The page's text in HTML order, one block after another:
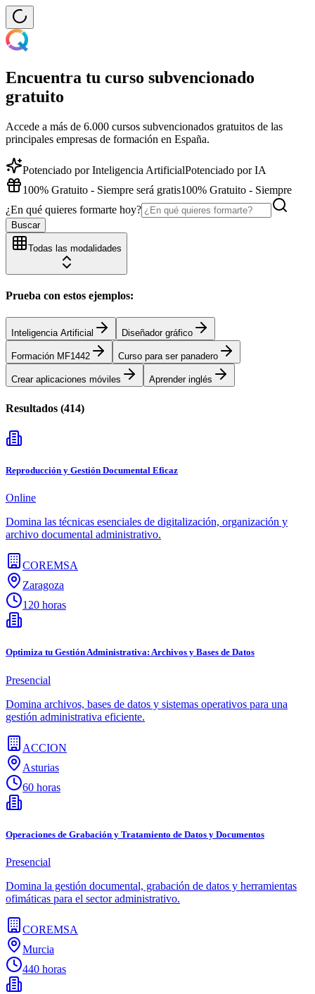
Encuentra tu curso subvencionado
gratuito
Accede a más de 6.000 cursos subvencionados gratuitos de las
principales empresas de formación en España.
Potenciado por Inteligencia ArtificialPotenciado por IA
100% Gratuito - Siempre será gratis100% Gratuito - Siempre
¿En qué quieres formarte hoy?
Buscar
Todas las modalidades
Prueba con estos ejemplos:
Inteligencia Artificial Diseñador gráfico
Formación MF1442 Curso para ser panadero
Crear aplicaciones móviles Aprender inglés
Resultados (414)
Reproducción y Gestión Documental Eficaz
Online
Domina las técnicas esenciales de digitalización, organización y
archivo documental administrativo.
COREMSA
Zaragoza
120 horas
Optimiza tu Gestión Administrativa: Archivos y Bases de Datos
Presencial
Domina archivos, bases de datos y sistemas operativos para una
gestión administrativa eficiente.
ACCION
Asturias
60 horas
Operaciones de Grabación y Tratamiento de Datos y Documentos
Presencial
Domina la gestión documental, grabación de datos y herramientas
ofimáticas para el sector administrativo.
COREMSA
Murcia
440 horas